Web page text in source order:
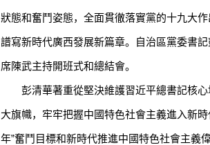
狀態和奮鬥姿態，全面貫徹落實黨的十九大
譜寫新時代廣西發展新篇章。自治區黨委書
席陳武主持開班式和總結會。
彭清華著重從堅決維護習近平總書記核心
大旗幟，牢牢把握中國特色社會主義進入新
年”奮鬥目標和新時代推進中國特色社會主義